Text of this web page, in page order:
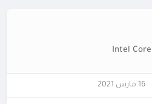
16 مارس 2021